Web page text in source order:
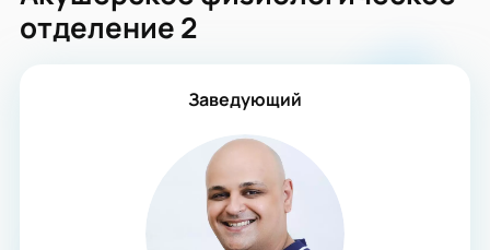
отделение 2
Заведующий